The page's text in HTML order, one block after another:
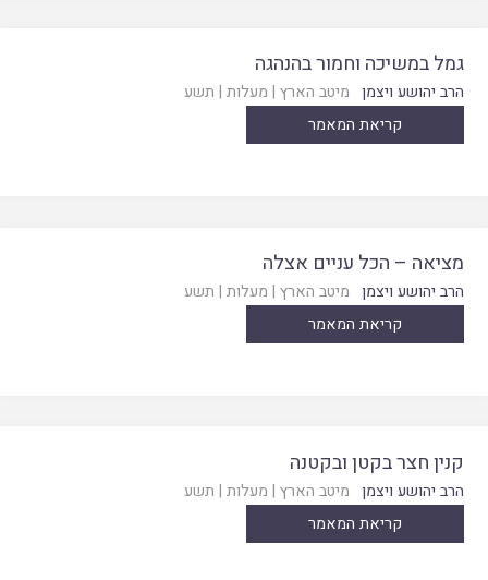
גמל במשיכה וחמור בהנהגה
הרב יהושע ויצמן מיטב הארץ | מעלות | תשע
קריאת המאמר
מציאה – הכל עניים אצלה
הרב יהושע ויצמן מיטב הארץ | מעלות | תשע
קריאת המאמר
קנין חצר בקטן ובקטנה
הרב יהושע ויצמן מיטב הארץ | מעלות | תשע
קריאת המאמר